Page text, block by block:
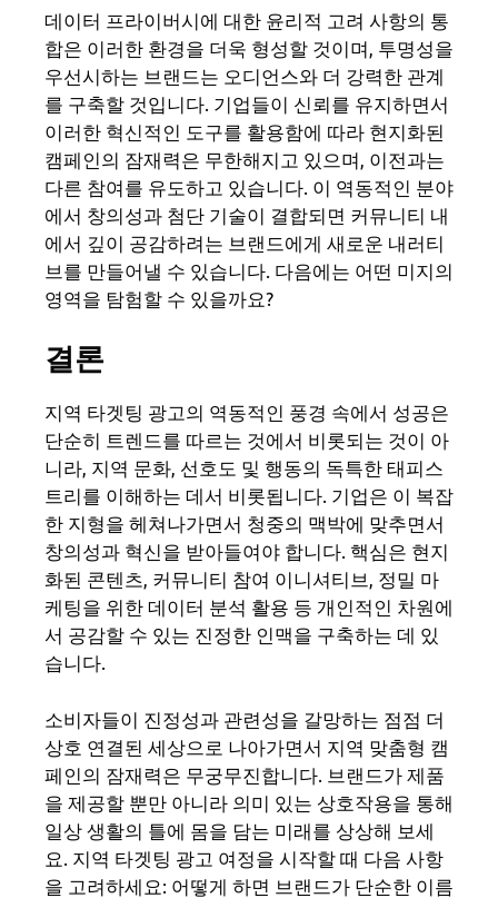
데이터 프라이버시에 대한 윤리적 고려 사항의 통
합은 이러한 환경을 더욱 형성할 것이며, 투명성을
우선시하는 브랜드는 오디언스와 더 강력한 관계
를 구축할 것입니다. 기업들이 신뢰를 유지하면서
이러한 혁신적인 도구를 활용함에 따라 현지화된
캠페인의 잠재력은 무한해지고 있으며, 이전과는
다른 참여를 유도하고 있습니다. 이 역동적인 분야
에서 창의성과 첨단 기술이 결합되면 커뮤니티 내
에서 깊이 공감하려는 브랜드에게 새로운 내러티
브를 만들어낼 수 있습니다. 다음에는 어떤 미지의
영역을 탐험할 수 있을까요?
결론
지역 타겟팅 광고의 역동적인 풍경 속에서 성공은
단순히 트렌드를 따르는 것에서 비롯되는 것이 아
니라, 지역 문화, 선호도 및 행동의 독특한 태피스
트리를 이해하는 데서 비롯됩니다. 기업은 이 복잡
한 지형을 헤쳐나가면서 청중의 맥박에 맞추면서
창의성과 혁신을 받아들여야 합니다. 핵심은 현지
화된 콘텐츠, 커뮤니티 참여 이니셔티브, 정밀 마
케팅을 위한 데이터 분석 활용 등 개인적인 차원에
서 공감할 수 있는 진정한 인맥을 구축하는 데 있
습니다.
소비자들이 진정성과 관련성을 갈망하는 점점 더
상호 연결된 세상으로 나아가면서 지역 맞춤형 캠
페인의 잠재력은 무궁무진합니다. 브랜드가 제품
을 제공할 뿐만 아니라 의미 있는 상호작용을 통해
일상 생활의 틀에 몸을 담는 미래를 상상해 보세
요. 지역 타겟팅 광고 여정을 시작할 때 다음 사항
을 고려하세요: 어떻게 하면 브랜드가 단순한 이름